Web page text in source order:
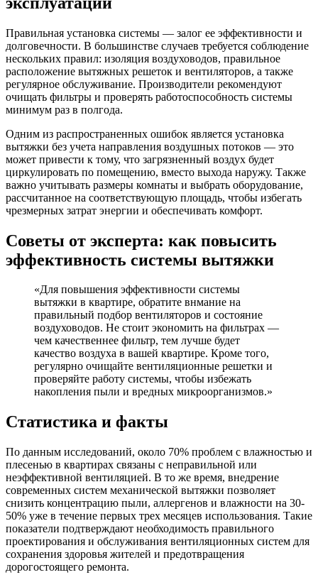
Правильная установка системы — залог ее эффективности и
долговечности. В большинстве случаев требуется соблюдение
нескольких правил: изоляция воздуховодов, правильное
расположение вытяжных решеток и вентиляторов, а также
регулярное обслуживание. Производители рекомендуют
очищать фильтры и проверять работоспособность системы
минимум раз в полгода.
Одним из распространенных ошибок является установка
вытяжки без учета направления воздушных потоков — это
может привести к тому, что загрязненный воздух будет
циркулировать по помещению, вместо выхода наружу. Также
важно учитывать размеры комнаты и выбрать оборудование,
рассчитанное на соответствующую площадь, чтобы избегать
чрезмерных затрат энергии и обеспечивать комфорт.
Советы от эксперта: как повысить
эффективность системы вытяжки
«Для повышения эффективности системы
вытяжки в квартире, обратите внмание на
правильный подбор вентиляторов и состояние
воздуховодов. Не стоит экономить на фильтрах —
чем качественнее фильтр, тем лучше будет
качество воздуха в вашей квартире. Кроме того,
регулярно очищайте вентиляционные решетки и
проверяйте работу системы, чтобы избежать
накопления пыли и вредных микроорганизмов.»
Статистика и факты
По данным исследований, около 70% проблем с влажностью и
плесенью в квартирах связаны с неправильной или
неэффективной вентиляцией. В то же время, внедрение
современных систем механической вытяжки позволяет
снизить концентрацию пыли, аллергенов и влажности на 30-
50% уже в течение первых трех месяцев использования. Такие
показатели подтверждают необходимость правильного
проектирования и обслуживания вентиляционных систем для
сохранения здоровья жителей и предотвращения
дорогостоящего ремонта.